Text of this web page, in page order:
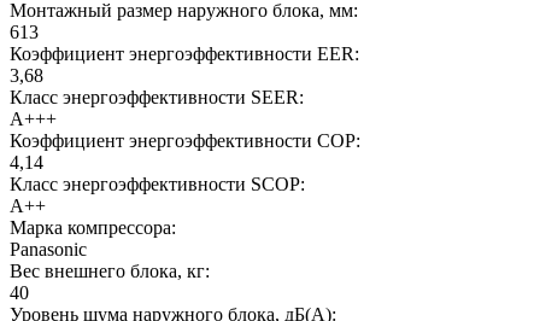
Монтажный размер наружного блока, мм:
613
Коэффициент энергоэффективности EER:
3,68
Класс энергоэффективности SEER:
A+++
Коэффициент энергоэффективности COP:
4,14
Класс энергоэффективности SCOP:
A++
Марка компрессора:
Panasonic
Вес внешнего блока, кг:
40
Уровень шума наружного блока, дБ(А):